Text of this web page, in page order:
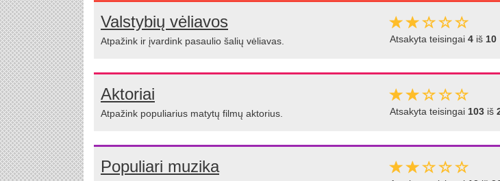
Valstybių vėliavos
Atpažink ir įvardink pasaulio šalių vėliavas. Atsakyta teisingai 4 iš 10
Aktoriai
Atpažink populiarius matytų filmų aktorius. Atsakyta teisingai 103 iš
Populiari muzika